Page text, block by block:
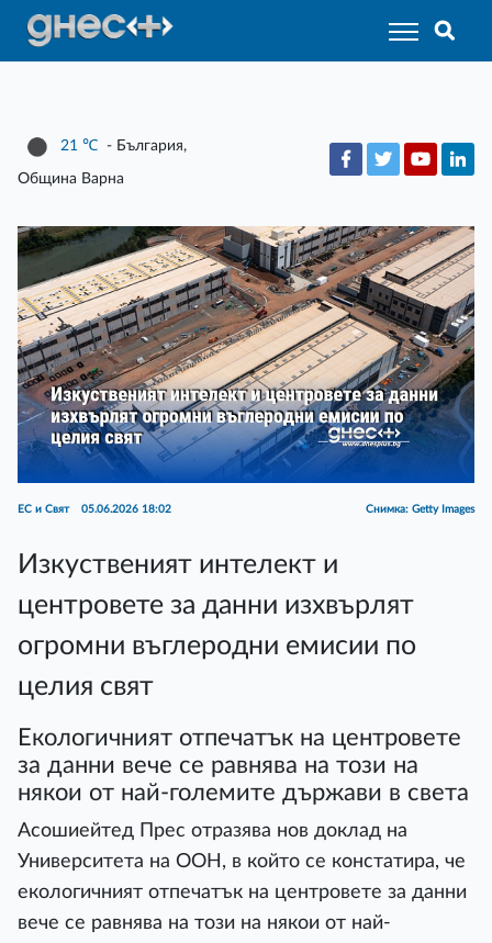
21 ℃ - България,
Община Варна
ЕС и Свят 05.06.2026 18:02 Снимка: Getty Images
Изкуственият интелект и
центровете за данни изхвърлят
огромни въглеродни емисии по
целия свят
Екологичният отпечатък на центровете
за данни вече се равнява на този на
някои от най-големите държави в света
Асошиейтед Прес отразява нов доклад на
Университета на ООН, в който се констатира, че
екологичният отпечатък на центровете за данни
вече се равнява на този на някои от най-